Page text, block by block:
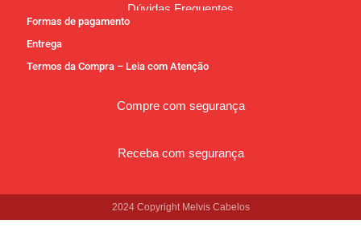
Dúvidas Frequentes
Formas de pagamento
Entrega
Termos da Compra – Leia com Atenção
Compre com segurança
Receba com segurança
2024 Copyright Melvis Cabelos